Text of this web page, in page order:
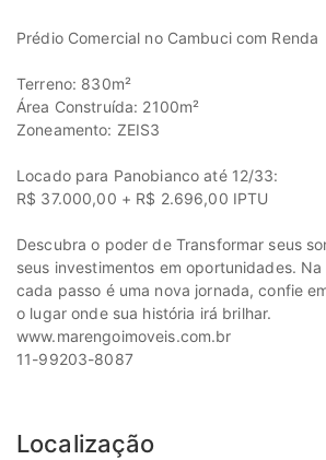
Prédio Comercial no Cambuci com Renda
Terreno: 830m²
Área Construída: 2100m²
Zoneamento: ZEIS3
Locado para Panobianco até 12/33:
R$ 37.000,00 + R$ 2.696,00 IPTU
Descubra o poder de Transformar seus
seus investimentos em oportunidades.
cada passo é uma nova jornada, confie
o lugar onde sua história irá brilhar.
www.marengoimoveis.com.br
11-99203-8087
Localização